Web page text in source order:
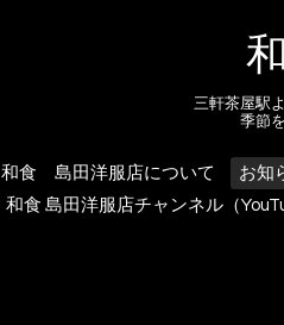
三軒茶屋駅
季節
和食 島田洋服店について お知
和食 島田洋服店チャンネル（